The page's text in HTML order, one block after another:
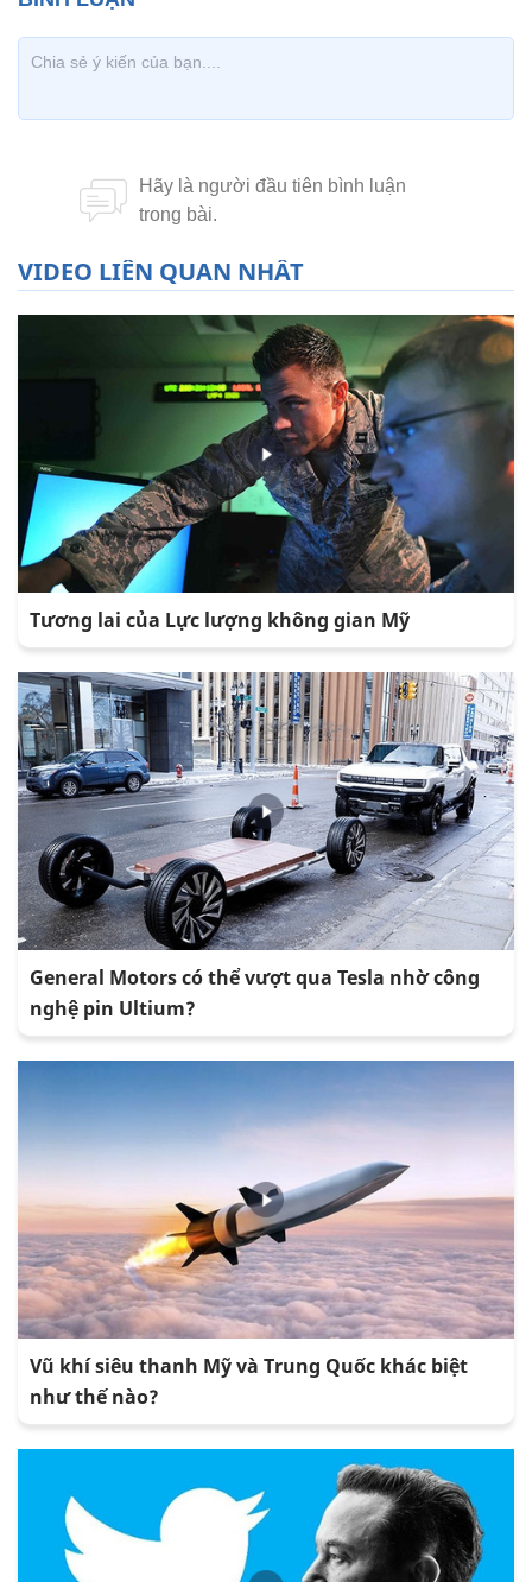
VIDEO LIÊN QUAN NHẤT
Tương lai của Lực lượng không gian Mỹ
General Motors có thể vượt qua Tesla nhờ công
nghệ pin Ultium?
Vũ khí siêu thanh Mỹ và Trung Quốc khác biệt
như thế nào?